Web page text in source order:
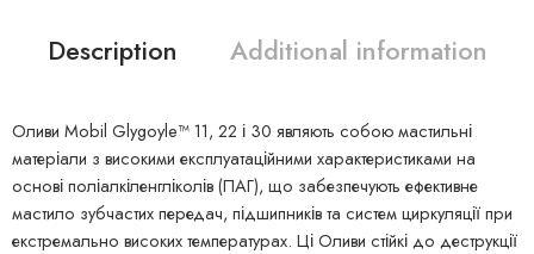
Description Additional information
Оливи Mobil Glygoyle™ 11, 22 і 30 являють собою мастильні
матеріали з високими експлуатаційними характеристиками на
основі поліалкіленгліколів (ПАГ), що забезпечують ефективне
мастило зубчастих передач, підшипників та систем циркуляції при
екстремально високих температурах. Ці Оливи стійкі до деструкції